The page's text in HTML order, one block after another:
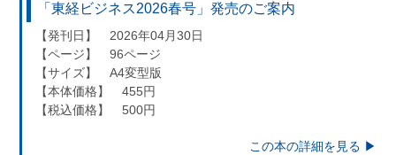
「東経ビジネス2026春号」発売のご案内
【発刊日】 2026年04月30日
【ページ】 96ページ
【サイズ】 A4変型版
【本体価格】 455円
【税込価格】 500円
この本の詳細を見る ▶︎